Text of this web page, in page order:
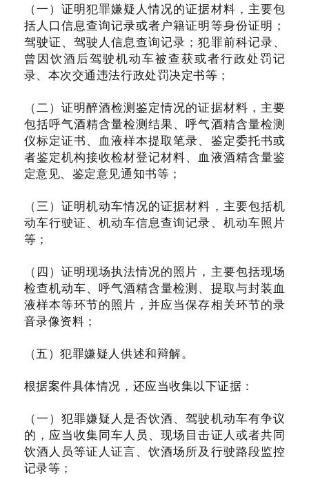
（一）证明犯罪嫌疑人情况的证据材料，主要包
括人口信息查询记录或者户籍证明等身份证明；
驾驶证、驾驶人信息查询记录；犯罪前科记录、
曾因饮酒后驾驶机动车被查获或者行政处罚记
录、本次交通违法行政处罚决定书等；
（二）证明醉酒检测鉴定情况的证据材料，主要
包括呼气酒精含量检测结果、呼气酒精含量检测
仪标定证书、血液样本提取笔录、鉴定委托书或
者鉴定机构接收检材登记材料、血液酒精含量鉴
定意见、鉴定意见通知书等；
（三）证明机动车情况的证据材料，主要包括机
动车行驶证、机动车信息查询记录、机动车照片
等；
（四）证明现场执法情况的照片，主要包括现场
检查机动车、呼气酒精含量检测、提取与封装血
液样本等环节的照片，并应当保存相关环节的录
音录像资料；
（五）犯罪嫌疑人供述和辩解。
根据案件具体情况，还应当收集以下证据：
（一）犯罪嫌疑人是否饮酒、驾驶机动车有争议
的，应当收集同车人员、现场目击证人或者共同
饮酒人员等证人证言、饮酒场所及行驶路段监控
记录等；